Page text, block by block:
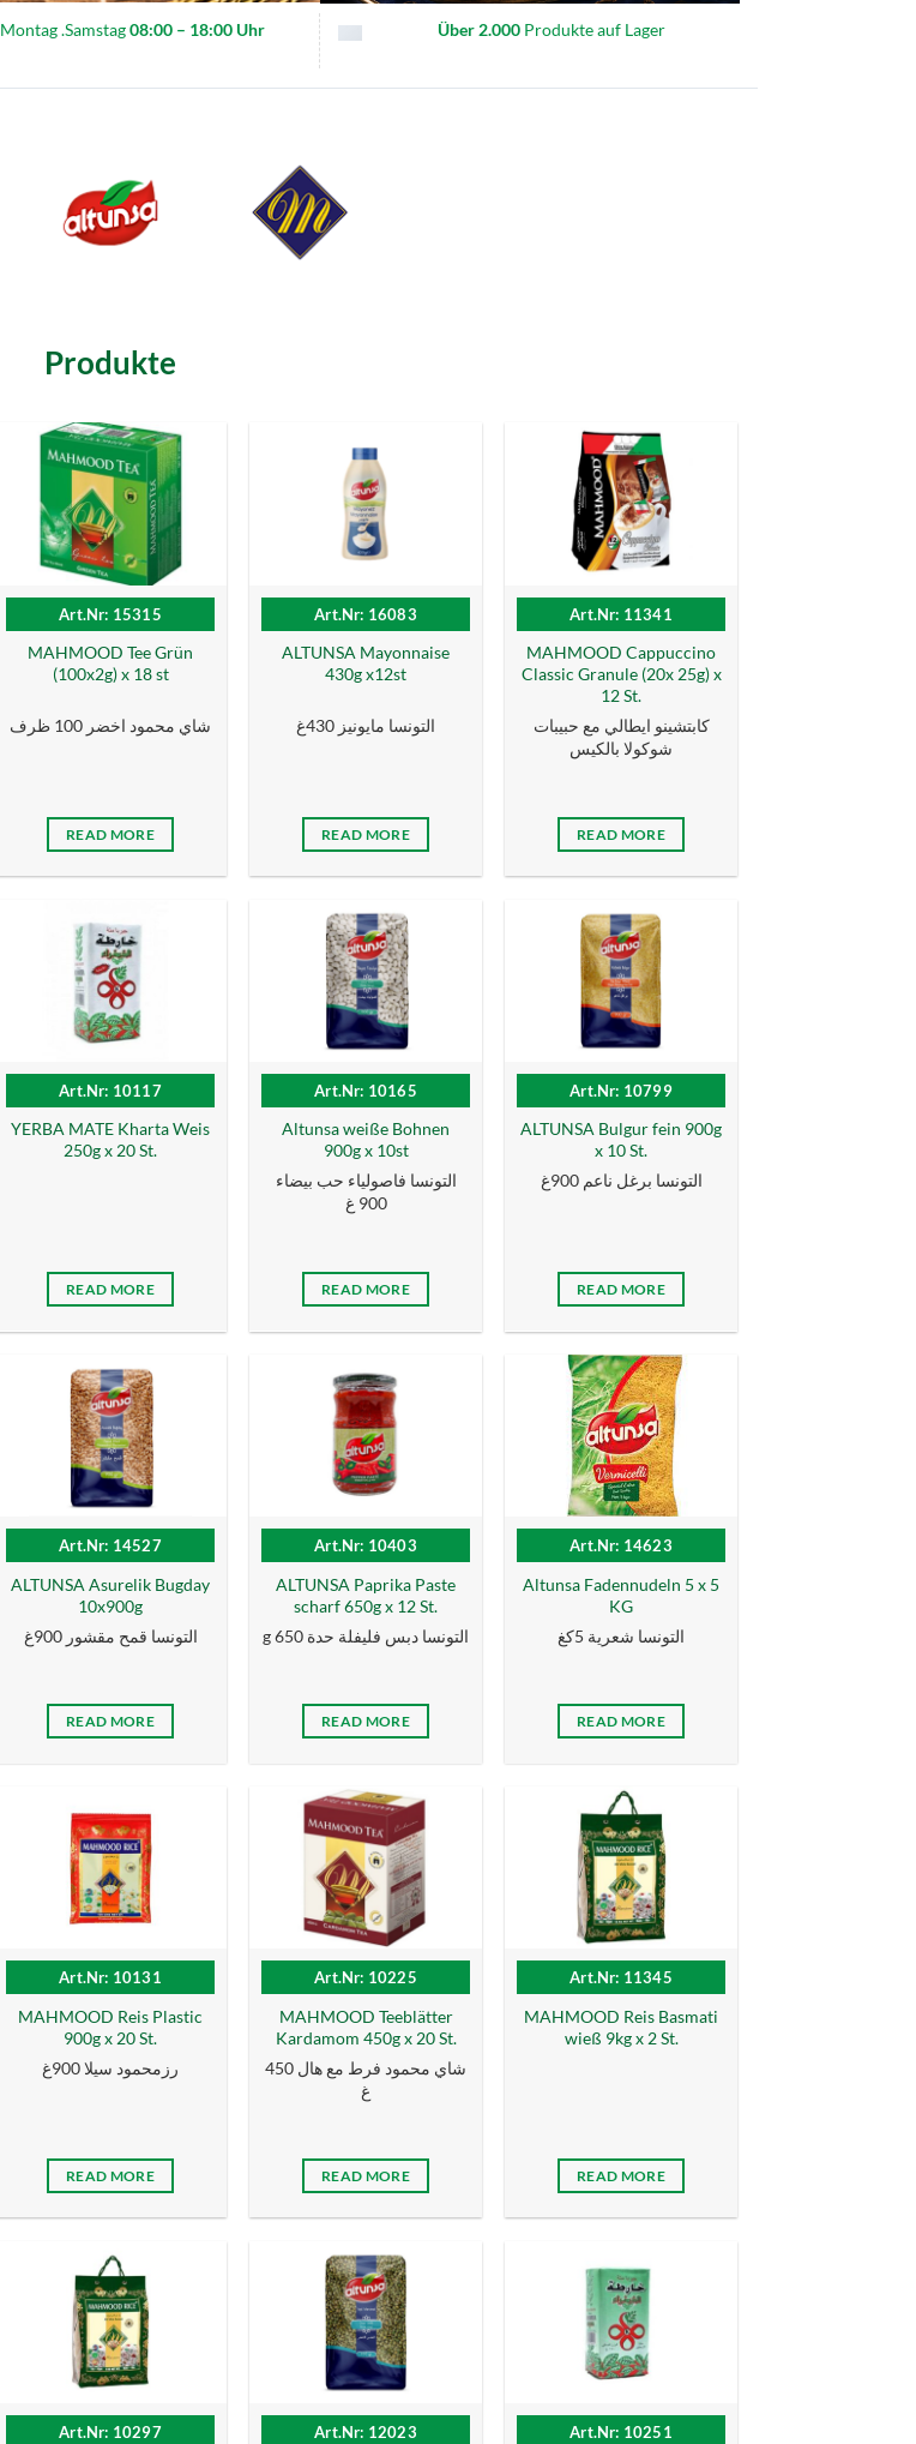
Montag .Samstag08:00 – 18:00 Uhr Über 2.000 Produkte auf Lager
Produkte
Art.Nr: 15315
MAHMOOD Tee Grün
(100x2g) x 18 st
شاي محمود اخضر 100 ظرف
READ MORE
Art.Nr: 16083
ALTUNSA Mayonnaise
430g x12st
التونسا مايونيز 430غ
READ MORE
Art.Nr: 11341
MAHMOOD Cappuccino
Classic Granule (20x 25g) x
12 St.
كابتشينو ايطالي مع حبيبات
شوكولا بالكيس
READ MORE
Art.Nr: 10117
YERBA MATE Kharta Weis
250g x 20 St.
READ MORE
Art.Nr: 10165
Altunsa weiße Bohnen
900g x 10st
التونسا فاصولياء حب بيضاء
900 غ
READ MORE
Art.Nr: 10799
ALTUNSA Bulgur fein 900g
x 10 St.
التونسا برغل ناعم 900غ
READ MORE
Art.Nr: 14527
ALTUNSA Asurelik Bugday
10x900g
التونسا قمح مقشور 900غ
READ MORE
Art.Nr: 10403
ALTUNSA Paprika Paste
scharf 650g x 12 St.
g التونسا دبس فليفلة حدة 650
READ MORE
Art.Nr: 14623
Altunsa Fadennudeln 5 x 5
KG
التونسا شعرية 5كغ
READ MORE
Art.Nr: 10131
MAHMOOD Reis Plastic
900g x 20 St.
رزمحمود سيلا 900غ
READ MORE
Art.Nr: 10225
MAHMOOD Teeblätter
Kardamom 450g x 20 St.
شاي محمود فرط مع هال 450
غ
READ MORE
Art.Nr: 11345
MAHMOOD Reis Basmati
wieß 9kg x 2 St.
READ MORE
Art.Nr: 10297 Art.Nr: 12023 Art.Nr: 10251